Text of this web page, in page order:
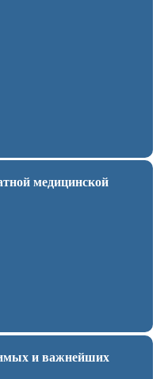
медицинской
и важнейших